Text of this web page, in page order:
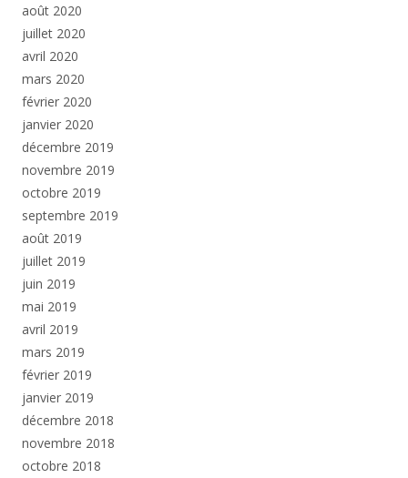
août 2020
juillet 2020
avril 2020
mars 2020
février 2020
janvier 2020
décembre 2019
novembre 2019
octobre 2019
septembre 2019
août 2019
juillet 2019
juin 2019
mai 2019
avril 2019
mars 2019
février 2019
janvier 2019
décembre 2018
novembre 2018
octobre 2018